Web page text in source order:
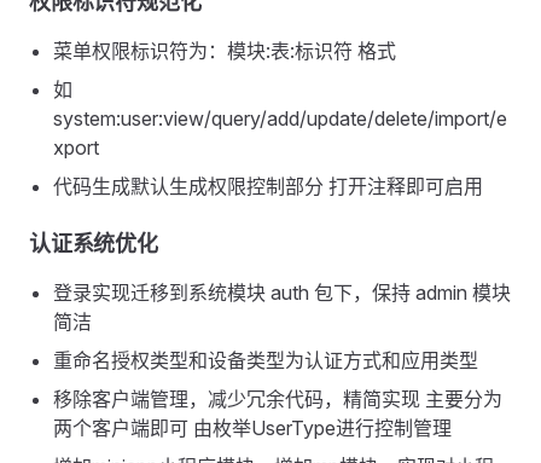
菜单权限标识符为：模块:表:标识符 格式
如
system:user:view/query/add/update/delete/import/e
xport
代码生成默认生成权限控制部分 打开注释即可启用
认证系统优化
登录实现迁移到系统模块 auth 包下，保持 admin 模块
简洁
重命名授权类型和设备类型为认证方式和应用类型
移除客户端管理，减少冗余代码，精简实现 主要分为
两个客户端即可 由枚举UserType进行控制管理